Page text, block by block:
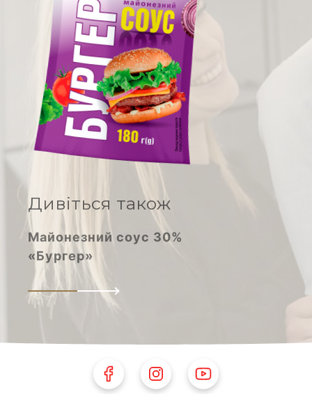
Соєві соуси
Овочеві консерви
Вироби макаронні
Халва соняшникова
Молоко згущене
Дивіться також
Майонезний соус 30%
«Бургер»
Follow Us on Facebook
Follow Us on Instagram
Follow Us on Youtube